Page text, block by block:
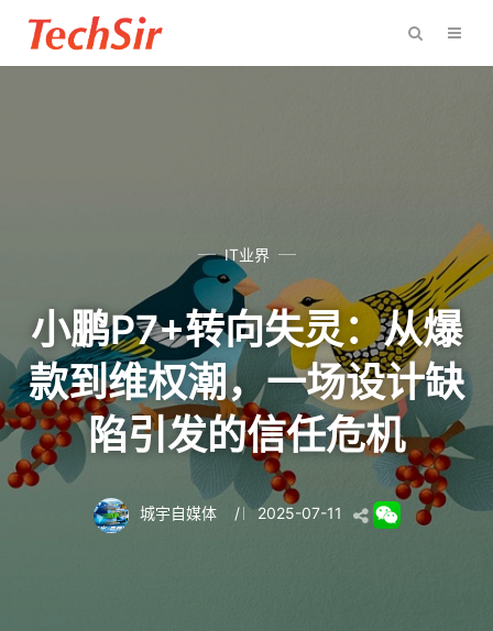
IT业界
小鹏P7+转向失灵：从爆
款到维权潮，一场设计缺
陷引发的信任危机
城宇自媒体 / 2025-07-11